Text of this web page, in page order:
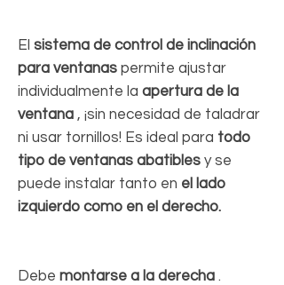
El sistema de control de inclinación
para ventanas permite ajustar
individualmente la apertura de la
ventana , ¡sin necesidad de taladrar
ni usar tornillos! Es ideal para todo
tipo de ventanas abatibles y se
puede instalar tanto en el lado
izquierdo como en el derecho.
Debe montarse a la derecha .